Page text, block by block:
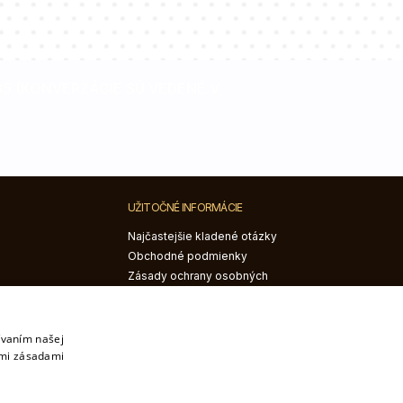
UŽITOČNÉ INFORMÁCIE
Najčastejšie kladené otázky
Obchodné podmienky
Zásady ochrany osobných
našej
zásadami